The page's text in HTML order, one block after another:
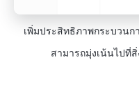
เพิ่มประสิทธิภาพกระบวน
สามารถมุ่งเน้นไปที่